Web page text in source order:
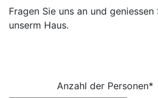
Fragen Sie uns an und
unserm Haus.
Die Wohlfühlferienhauser sind
Anzahl der Personen*